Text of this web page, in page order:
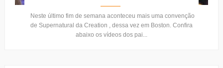
Neste último fim de semana aconteceu mais uma convenção
de Supernatural da Creation , dessa vez em Boston. Confira
abaixo os vídeos dos pai...